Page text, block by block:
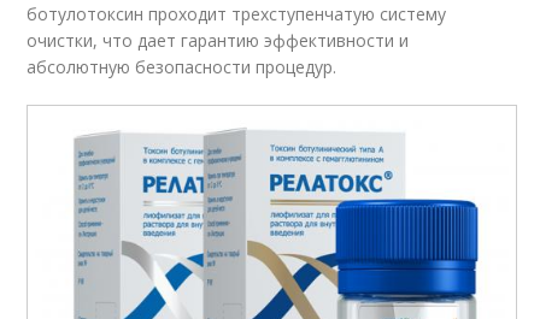
ботулотоксин проходит трехступенчатую систему
очистки, что дает гарантию эффективности и
абсолютную безопасности процедур.